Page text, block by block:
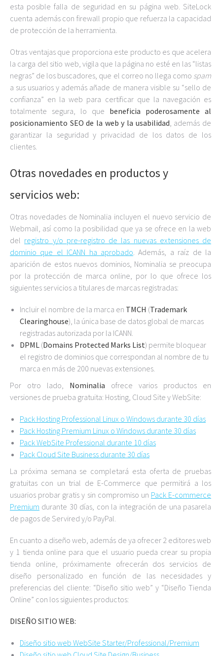
esta posible falla de seguridad en su página web. SiteLock
cuenta además con firewall propio que refuerza la capacidad
de protección de la herramienta.
Otras ventajas que proporciona este producto es que acelera
la carga del sitio web, vigila que la página no esté en las “listas
negras” de los buscadores, que el correo no llega como spam
a sus usuarios y además añade de manera visible su “sello de
confianza” en la web para certificar que la navegación es
totalmente segura, lo que beneficia poderosamente al
posicionamiento SEO de la web y la usabilidad, además de
garantizar la seguridad y privacidad de los datos de los
clientes.
Otras novedades en productos y
servicios web:
Otras novedades de Nominalia incluyen el nuevo servicio de
Webmail, así como la posibilidad que ya se ofrece en la web
del registro y/o pre-registro de las nuevas extensiones de
dominio que el ICANN ha aprobado. Además, a raíz de la
aparición de estos nuevos dominios, Nominalia se preocupa
por la protección de marca online, por lo que ofrece los
siguientes servicios a titulares de marcas registradas:
Incluir el nombre de la marca en TMCH (Trademark
Clearinghouse), la única base de datos global de marcas
registradas autorizada por la ICANN.
DPML (Domains Protected Marks List) permite bloquear
el registro de dominios que correspondan al nombre de tu
marca en más de 200 nuevas extensiones.
Por otro lado, Nominalia ofrece varios productos en
versiones de prueba gratuita: Hosting, Cloud Site y WebSite:
Pack Hosting Professional Linux o Windows durante 30 días
Pack Hosting Premium Linux o Windows durante 30 días
Pack WebSite Professional durante 10 días
Pack Cloud Site Business durante 30 días
La próxima semana se completará esta oferta de pruebas
gratuitas con un trial de E-Commerce que permitirá a los
usuarios probar gratis y sin compromiso un Pack E-commerce
Premium durante 30 días, con la integración de una pasarela
de pagos de Servired y/o PayPal.
En cuanto a diseño web, además de ya ofrecer 2 editores web
y 1 tienda online para que el usuario pueda crear su propia
tienda online, próximamente ofrecerán dos servicios de
diseño personalizado en función de las necesidades y
preferencias del cliente: “Diseño sitio web” y “Diseño Tienda
Online” con los siguientes productos:
DISEÑO SITIO WEB:
Diseño sitio web WebSite Starter/Professional/Premium